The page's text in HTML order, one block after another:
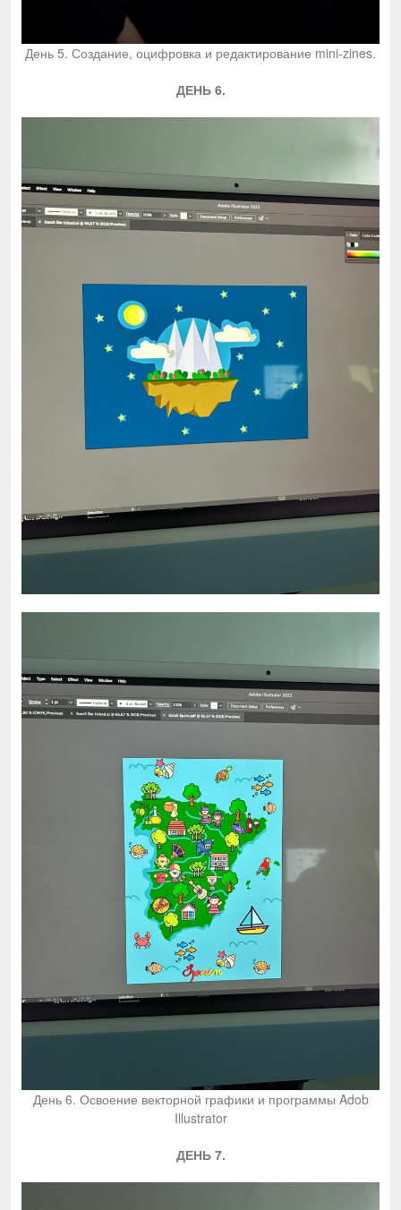
День 5. Создание, оцифровка и редактирование mini-zines.
ДЕНЬ 6.
День 6. Освоение векторной графики и программы Adob
Illustrator
ДЕНЬ 7.